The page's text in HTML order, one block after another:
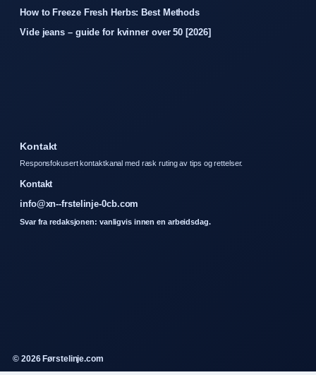
How to Freeze Fresh Herbs: Best Methods
Vide jeans – guide for kvinner over 50 [2026]
Kontakt
Responsfokusert kontaktkanal med rask ruting av tips og rettelser.
Kontakt
info@xn--frstelinje-0cb.com
Svar fra redaksjonen: vanligvis innen en arbeidsdag.
© 2026 Førstelinje.com